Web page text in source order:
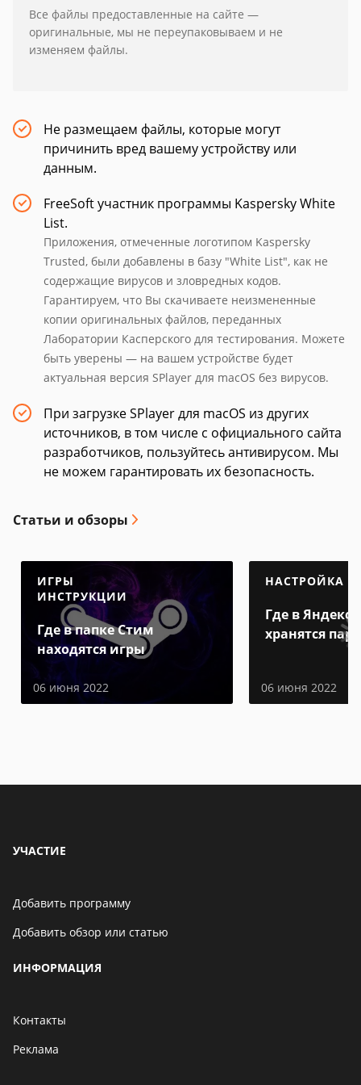
Все файлы предоставленные на сайте —
оригинальные, мы не переупаковываем и не
изменяем файлы.
Не размещаем файлы, которые могут
причинить вред вашему устройству или
данным.
FreeSoft участник программы Kaspersky White
List.
Приложения, отмеченные логотипом Kaspersky
Trusted, были добавлены в базу "White List", как не
содержащие вирусов и зловредных кодов.
Гарантируем, что Вы скачиваете неизмененные
копии оригинальных файлов, переданных
Лаборатории Касперского для тестирования. Можете
быть уверены — на вашем устройстве будет
актуальная версия SPlayer для macOS без вирусов.
При загрузке SPlayer для macOS из других
источников, в том числе с официального сайта
разработчиков, пользуйтесь антивирусом. Мы
не можем гарантировать их безопасность.
Статьи и обзоры
ИГРЫ
ИНСТРУКЦИИ
Где в папке Стим
находятся игры
06 июня 2022
НАСТРОЙКА
Где в Яндекс
хранятся
06 июня 2022
УЧАСТИЕ
Добавить программу
Добавить обзор или статью
ИНФОРМАЦИЯ
Контакты
Реклама